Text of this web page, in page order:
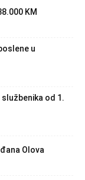
KM
u
od 1.
Olova